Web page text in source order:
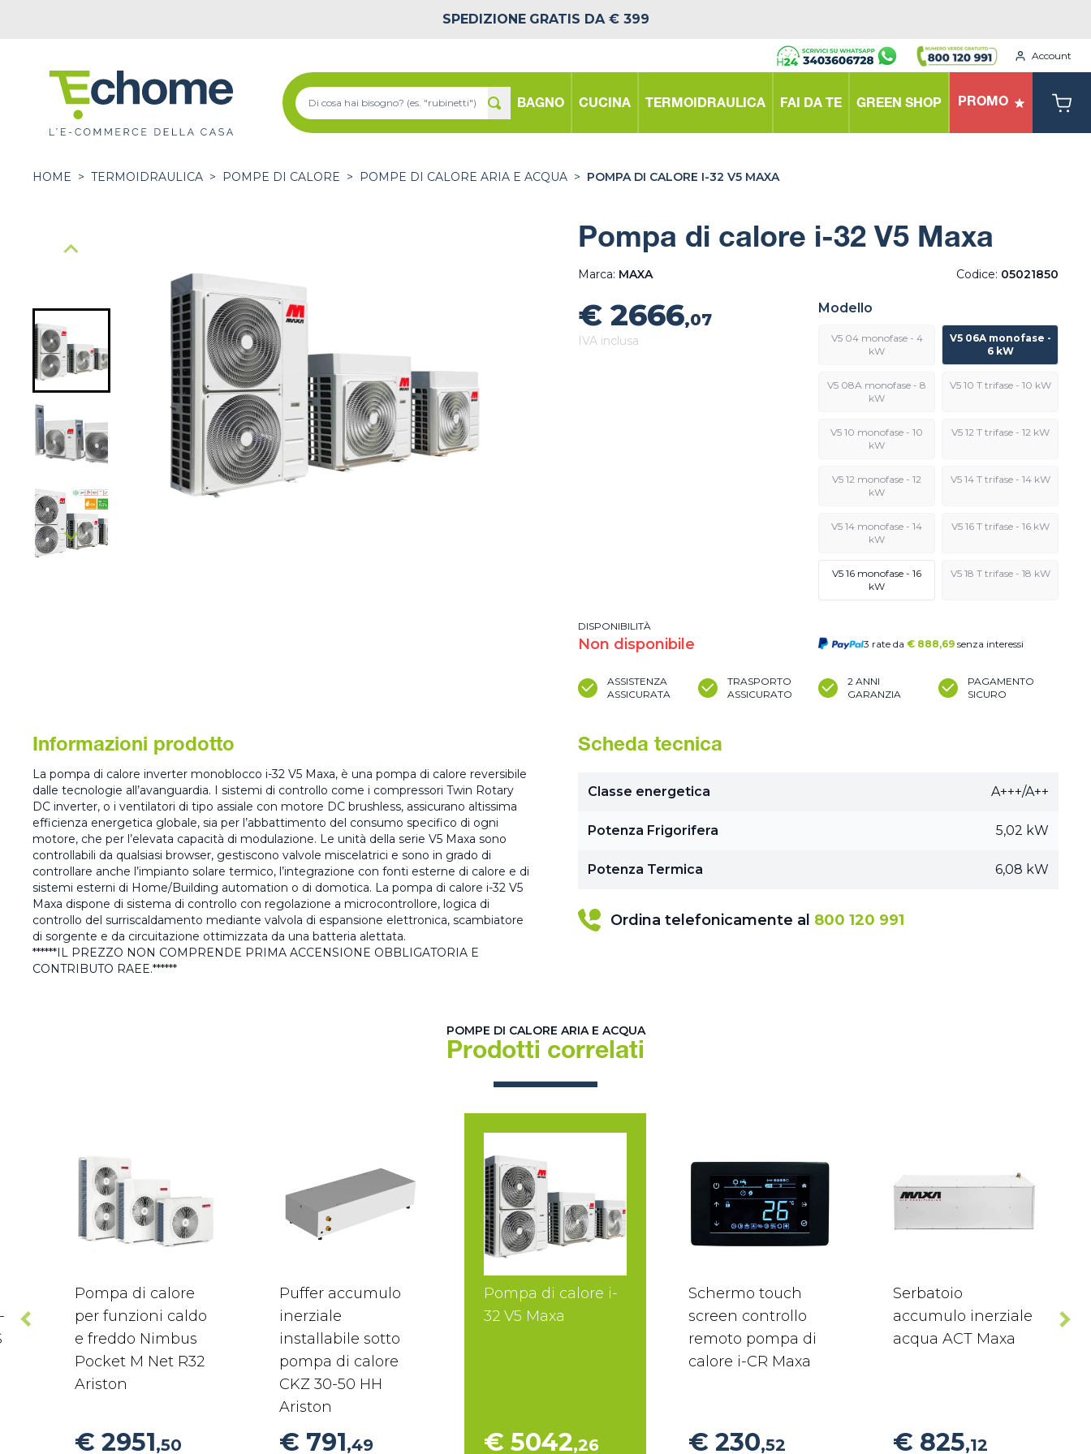
SPEDIZIONE GRATIS DA € 399
Account
BAGNO CUCINA TERMOIDRAULICA FAI DA TE GREEN SHOP PROMO
HOME > TERMOIDRAULICA > POMPE DI CALORE > POMPE DI CALORE ARIA E ACQUA > POMPA DI CALORE I-32 V5 MAXA
Pompa di calore i-32 V5 Maxa
Marca: MAXA Codice: 05021850
€ 2666,07
IVA inclusa
DISPONIBILITÀ
Non disponibile
Modello
V5 04 monofase - 4
kW
V5 06A monofase -
6 kW
V5 08A monofase - 8
kW
V5 10 T trifase - 10 kW
V5 10 monofase - 10
kW
V5 12 T trifase - 12 kW
V5 12 monofase - 12
kW
V5 14 T trifase - 14 kW
V5 14 monofase - 14
kW
V5 16 T trifase - 16 kW
V5 16 monofase - 16
kW
V5 18 T trifase - 18 kW
3 rate da € 888,69 senza interessi
ASSISTENZA
ASSICURATA
TRASPORTO
ASSICURATO
2 ANNI
GARANZIA
PAGAMENTO
SICURO
Informazioni prodotto
La pompa di calore inverter monoblocco i-32 V5 Maxa, è una pompa di calore reversibile
dalle tecnologie all’avanguardia. I sistemi di controllo come i compressori Twin Rotary
DC inverter, o i ventilatori di tipo assiale con motore DC brushless, assicurano altissima
efficienza energetica globale, sia per l’abbattimento del consumo specifico di ogni
motore, che per l’elevata capacità di modulazione. Le unità della serie V5 Maxa sono
controllabili da qualsiasi browser, gestiscono valvole miscelatrici e sono in grado di
controllare anche l’impianto solare termico, l’integrazione con fonti esterne di calore e di
sistemi esterni di Home/Building automation o di domotica. La pompa di calore i-32 V5
Maxa dispone di sistema di controllo con regolazione a microcontrollore, logica di
controllo del surriscaldamento mediante valvola di espansione elettronica, scambiatore
di sorgente e da circuitazione ottimizzata da una batteria alettata.
******IL PREZZO NON COMPRENDE PRIMA ACCENSIONE OBBLIGATORIA E
CONTRIBUTO RAEE.******
Scheda tecnica
Classe energetica A+++/A++
Potenza Frigorifera 5,02 kW
Potenza Termica 6,08 kW
Ordina telefonicamente al 800 120 991
POMPE DI CALORE ARIA E ACQUA
Prodotti correlati
Pompa di calore
per funzioni caldo
e freddo Nimbus
Pocket M Net R32
Ariston
€ 2951,50
Puffer accumulo
inerziale
installabile sotto
pompa di calore
CKZ 30-50 HH
Ariston
€ 791,49
Pompa di calore i-
32 V5 Maxa
€ 5042,26
Schermo touch
screen controllo
remoto pompa di
calore i-CR Maxa
€ 230,52
Serbatoio
accumulo inerziale
acqua ACT Maxa
€ 825,12